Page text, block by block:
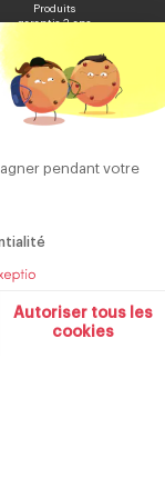
Produits
garantis 2 ans
pendant votre
Autoriser tous les
cookies